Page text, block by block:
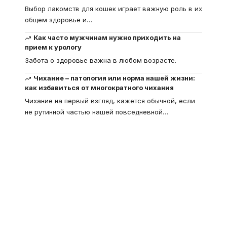
Выбор лакомств для кошек играет важную роль в их
общем здоровье и…
Как часто мужчинам нужно приходить на
прием к урологу
Забота о здоровье важна в любом возрасте.
Чихание – патология или норма нашей жизни:
как избавиться от многократного чихания
Чихание на первый взгляд, кажется обычной, если
не рутинной частью нашей повседневной…